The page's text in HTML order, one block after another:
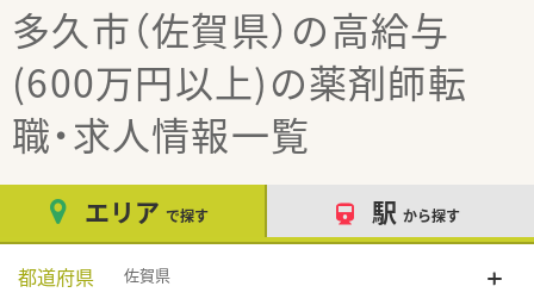
多久市（佐賀県）の高給与
(600万円以上)の薬剤師転
職・求人情報一覧
エリア で探す 駅 から探す
都道府県 佐賀県